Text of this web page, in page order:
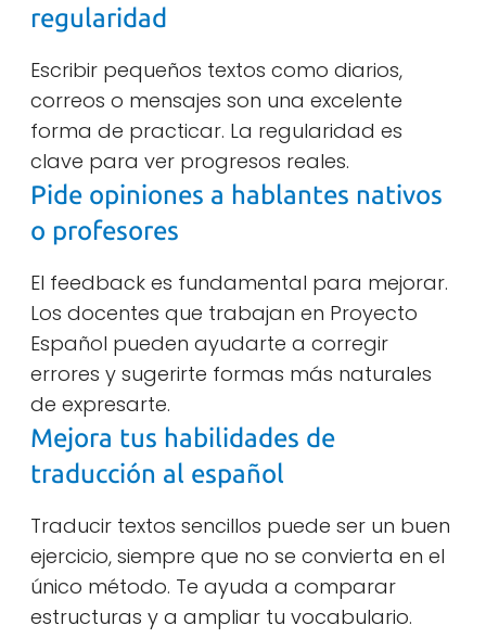
regularidad
Escribir pequeños textos como diarios,
correos o mensajes son una excelente
forma de practicar. La regularidad es
clave para ver progresos reales.
Pide opiniones a hablantes nativos
o profesores
El feedback es fundamental para mejorar.
Los docentes que trabajan en Proyecto
Español pueden ayudarte a corregir
errores y sugerirte formas más naturales
de expresarte.
Mejora tus habilidades de
traducción al español
Traducir textos sencillos puede ser un buen
ejercicio, siempre que no se convierta en el
único método. Te ayuda a comparar
estructuras y a ampliar tu vocabulario.